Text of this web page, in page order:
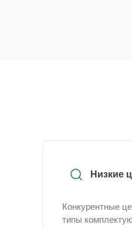
Низкие
Конкурентные
типы